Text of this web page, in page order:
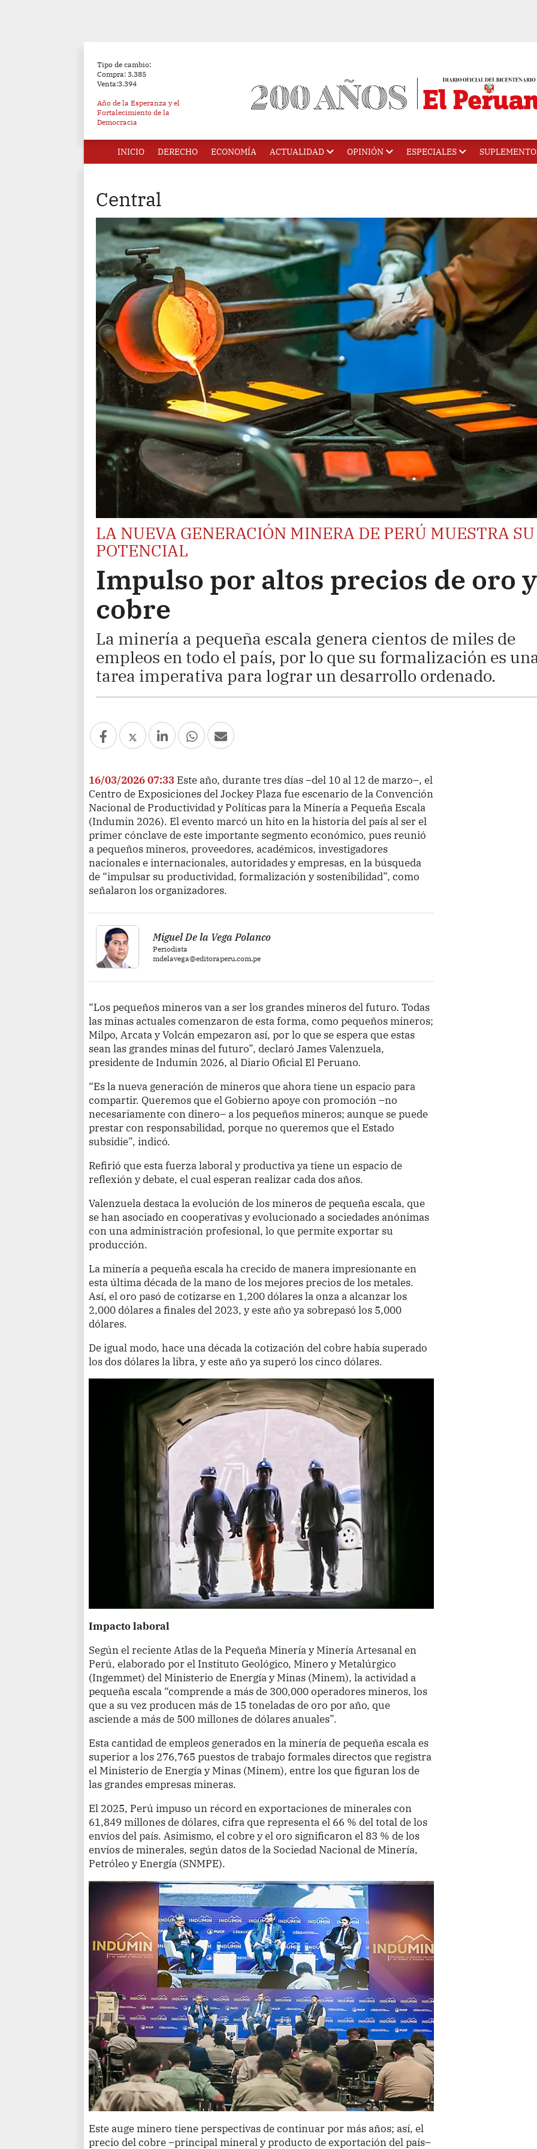
Tipo de cambio:
Compra: 3.385
Venta:3.394
Año de la Esperanza y el
Fortalecimiento de la
Democracia
INICIO DERECHO ECONOMÍA ACTUALIDAD OPINIÓN ESPECIALES
Central
LA NUEVA GENERACIÓN MINERA DE PERÚ MUESTRA SU
POTENCIAL
Impulso por altos precios de oro y
cobre
La minería a pequeña escala genera cientos de miles de
empleos en todo el país, por lo que su formalización es
tarea imperativa para lograr un desarrollo ordenado.
16/03/2026 07:33 Este año, durante tres días –del 10 al 12 de marzo–, el
Centro de Exposiciones del Jockey Plaza fue escenario de la Convención
Nacional de Productividad y Políticas para la Minería a Pequeña Escala
(Indumin 2026). El evento marcó un hito en la historia del país al ser el
primer cónclave de este importante segmento económico, pues reunió
a pequeños mineros, proveedores, académicos, investigadores
nacionales e internacionales, autoridades y empresas, en la búsqueda
de “impulsar su productividad, formalización y sostenibilidad”, como
señalaron los organizadores.
Miguel De la Vega Polanco
Periodista
mdelavega@editoraperu.com.pe
“Los pequeños mineros van a ser los grandes mineros del futuro. Todas
las minas actuales comenzaron de esta forma, como pequeños mineros;
Milpo, Arcata y Volcán empezaron así, por lo que se espera que estas
sean las grandes minas del futuro”, declaró James Valenzuela,
presidente de Indumin 2026, al Diario Oficial El Peruano.
“Es la nueva generación de mineros que ahora tiene un espacio para
compartir. Queremos que el Gobierno apoye con promoción –no
necesariamente con dinero– a los pequeños mineros; aunque se puede
prestar con responsabilidad, porque no queremos que el Estado
subsidie”, indicó.
Refirió que esta fuerza laboral y productiva ya tiene un espacio de
reflexión y debate, el cual esperan realizar cada dos años.
Valenzuela destaca la evolución de los mineros de pequeña escala, que
se han asociado en cooperativas y evolucionado a sociedades anónimas
con una administración profesional, lo que permite exportar su
producción.
La minería a pequeña escala ha crecido de manera impresionante en
esta última década de la mano de los mejores precios de los metales.
Así, el oro pasó de cotizarse en 1,200 dólares la onza a alcanzar los
2,000 dólares a finales del 2023, y este año ya sobrepasó los 5,000
dólares.
De igual modo, hace una década la cotización del cobre había superado
los dos dólares la libra, y este año ya superó los cinco dólares.
Impacto laboral
Según el reciente Atlas de la Pequeña Minería y Minería Artesanal en
Perú, elaborado por el Instituto Geológico, Minero y Metalúrgico
(Ingemmet) del Ministerio de Energía y Minas (Minem), la actividad a
pequeña escala “comprende a más de 300,000 operadores mineros, los
que a su vez producen más de 15 toneladas de oro por año, que
asciende a más de 500 millones de dólares anuales”.
Esta cantidad de empleos generados en la minería de pequeña escala es
superior a los 276,765 puestos de trabajo formales directos que registra
el Ministerio de Energía y Minas (Minem), entre los que figuran los de
las grandes empresas mineras.
El 2025, Perú impuso un récord en exportaciones de minerales con
61,849 millones de dólares, cifra que representa el 66 % del total de los
envíos del país. Asimismo, el cobre y el oro significaron el 83 % de los
envíos de minerales, según datos de la Sociedad Nacional de Minería,
Petróleo y Energía (SNMPE).
Este auge minero tiene perspectivas de continuar por más años; así, el
precio del cobre –principal mineral y producto de exportación del país–